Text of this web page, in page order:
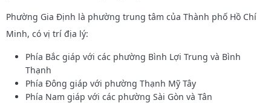
Phường Gia Định là phường trung tâm của Thành phố Hồ Chí
Minh, có vị trí địa lý:
Phía Bắc giáp với các phường Bình Lợi Trung và Bình
Thạnh
Phía Đông giáp với phường Thạnh Mỹ Tây
Phía Nam giáp với các phường Sài Gòn và Tân